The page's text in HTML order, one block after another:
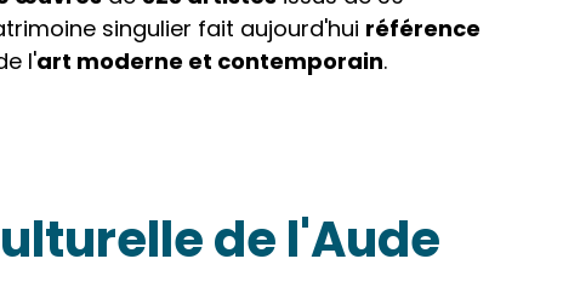
singulier fait aujourd'hui référence
l'art moderne et contemporain.
de l'Aude